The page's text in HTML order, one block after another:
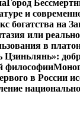
Город
и
богатства на
или
в
Цзиньлянь»:
философии
в России